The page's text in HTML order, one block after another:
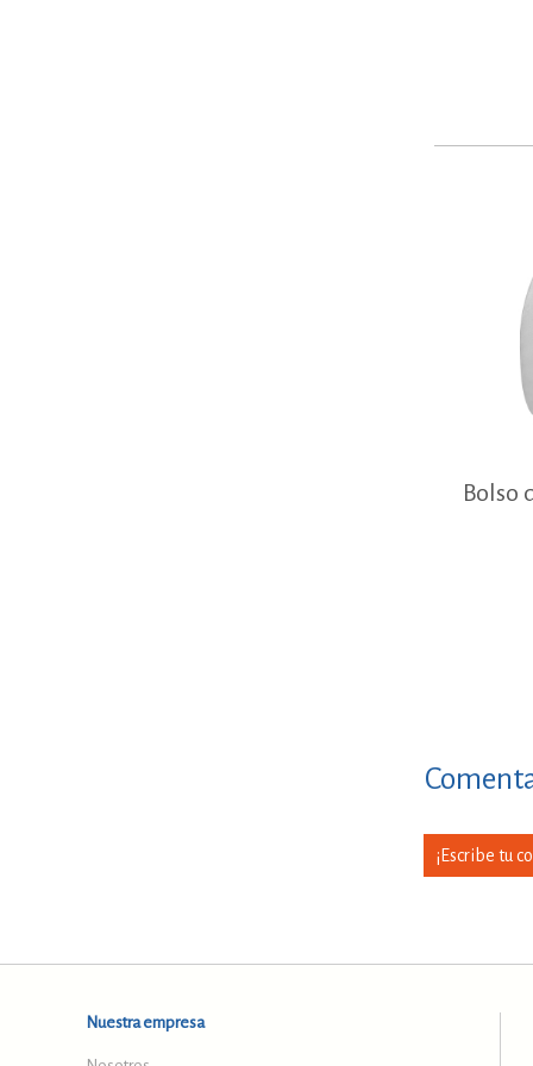
Bolso
¡Escribe tu
Nuestra empresa